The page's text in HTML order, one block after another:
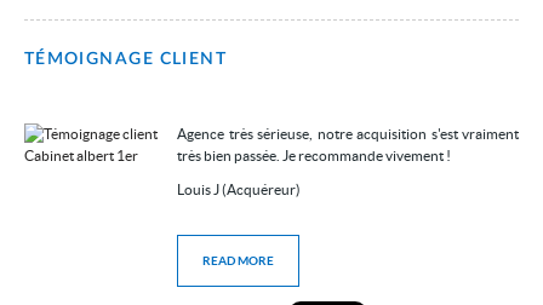
TÉMOIGNAGE CLIENT
Agence très sérieuse, notre acquisition s'est vraiment
très bien passée. Je recommande vivement !
Louis J (Acquéreur)
READ MORE